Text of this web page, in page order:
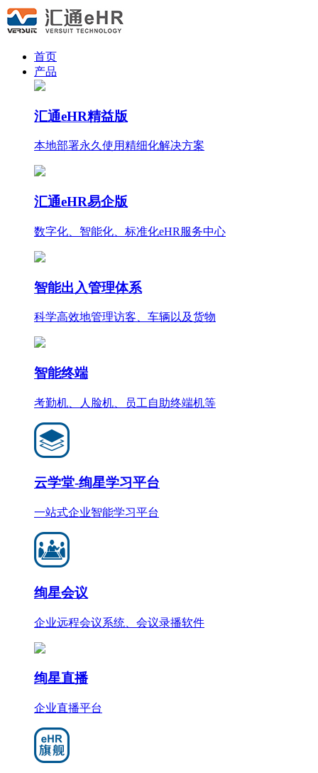
首页
产品
汇通eHR精益版
本地部署永久使用精细化解决方案
汇通eHR易企版
数字化、智能化、标准化eHR服务中心
智能出入管理体系
科学高效地管理访客、车辆以及货物
智能终端
考勤机、人脸机、员工自助终端机等
云学堂-绚星学习平台
一站式企业智能学习平台
绚星会议
企业远程会议系统、会议录播软件
绚星直播
企业直播平台